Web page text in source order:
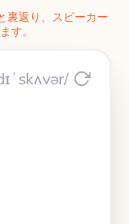
裏返り、スピーカー
す。